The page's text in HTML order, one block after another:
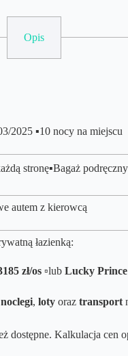
Opis
2025 ▪️10 nocy na miejscu
stronę▪️Bagaż
autem z kierowcą
łazienką:
zł/os ▫️lub Lucky
noclegi, loty oraz transport
dostępne. Kalkulacja cen